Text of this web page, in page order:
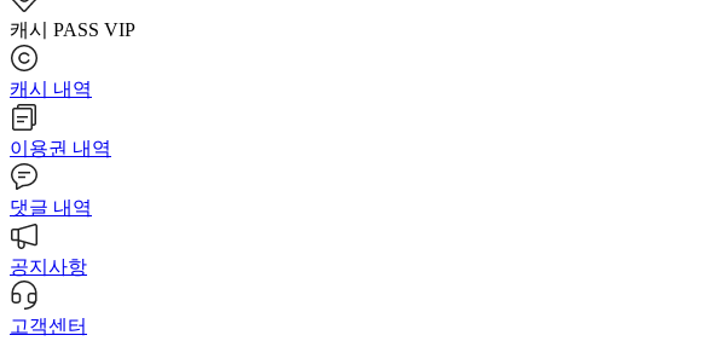
캐시 PASS VIP
캐시 내역
이용권 내역
댓글 내역
공지사항
고객센터